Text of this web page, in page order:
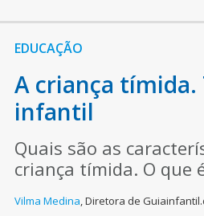
EDUCAÇÃO
A criança tímida.
infantil
Quais são as
criança tímida. O que
Vilma Medina,Diretora de